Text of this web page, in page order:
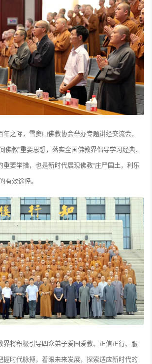
之际，雪窦山佛教协会举办专题讲经交流会，
佛教”重要思想，落实全国佛教界倡导学习经典、
要举措，也是新时代展现佛教“庄严国土，利乐
有效途径。
界将积极引导四众弟子爱国爱教、正信正行、服
握时代脉搏，着眼未来发展，探索适应新时代的